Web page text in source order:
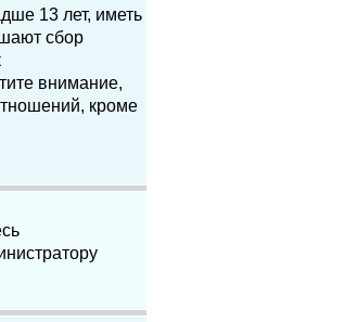
13 лет, иметь
сбор
внимание,
кроме